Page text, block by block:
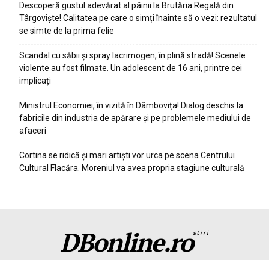
Descoperă gustul adevărat al pâinii la Brutăria Regală din
Târgoviște! Calitatea pe care o simți înainte să o vezi: rezultatul
se simte de la prima felie
Scandal cu săbii și spray lacrimogen, în plină stradă! Scenele
violente au fost filmate. Un adolescent de 16 ani, printre cei
implicați
Ministrul Economiei, în vizită în Dâmbovița! Dialog deschis la
fabricile din industria de apărare și pe problemele mediului de
afaceri
Cortina se ridică și mari artiști vor urca pe scena Centrului
Cultural Flacăra. Moreniul va avea propria stagiune culturală
DBonline.rostiri